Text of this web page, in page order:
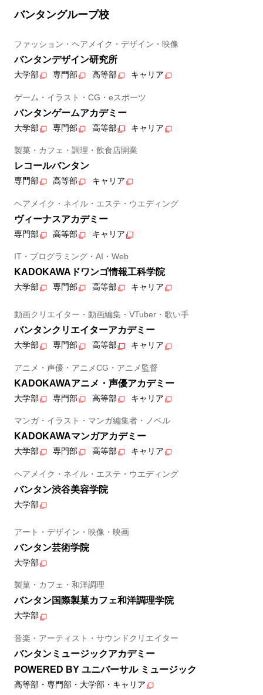
バンタングループ校
ファッション・ヘアメイク・デザイン・映像
バンタンデザイン研究所
大学部 専門部 高等部 キャリア
ゲーム・イラスト・CG・eスポーツ
バンタンゲームアカデミー
大学部 専門部 高等部 キャリア
製菓・カフェ・調理・飲食店開業
レコールバンタン
専門部 高等部 キャリア
ヘアメイク・ネイル・エステ・ウエディング
ヴィーナスアカデミー
専門部 高等部 キャリア
IT・プログラミング・AI・Web
KADOKAWAドワンゴ情報工科学院
大学部 専門部 高等部 キャリア
動画クリエイター・動画編集・VTuber・歌い手
バンタンクリエイターアカデミー
大学部 専門部 高等部 キャリア
アニメ・声優・アニメCG・アニメ監督
KADOKAWAアニメ・声優アカデミー
大学部 専門部 高等部 キャリア
マンガ・イラスト・マンガ編集者・ノベル
KADOKAWAマンガアカデミー
大学部 専門部 高等部 キャリア
ヘアメイク・ネイル・エステ・ウエディング
バンタン渋谷美容学院
大学部
アート・デザイン・映像・映画
バンタン芸術学院
大学部
製菓・カフェ・和洋調理
バンタン国際製菓カフェ和洋調理学院
大学部
音楽・アーティスト・サウンドクリエイター
バンタンミュージックアカデミー
POWERED BY ユニバーサル ミュージック
高等部・専門部・大学部・キャリア